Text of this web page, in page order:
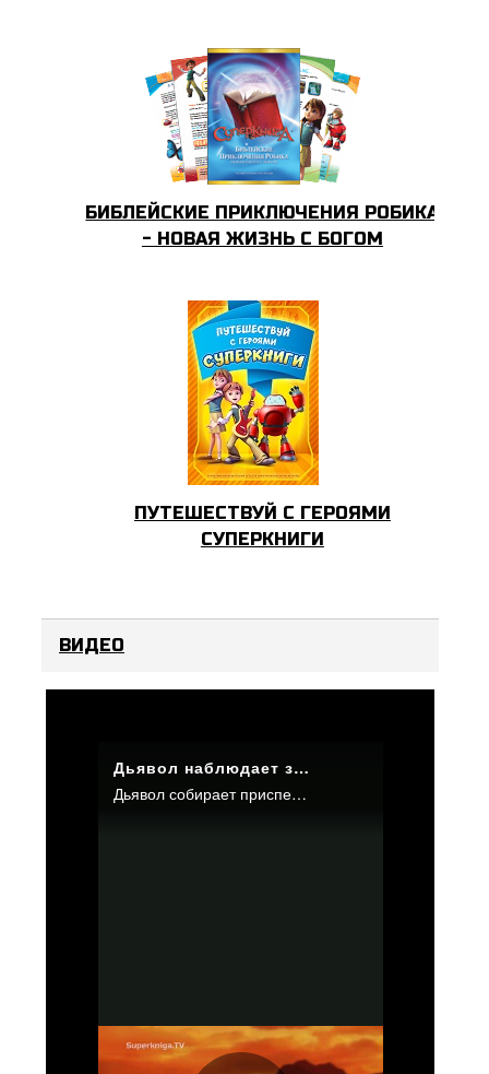
БИБЛЕЙСКИЕ ПРИКЛЮЧЕНИЯ РОБИКА
- НОВАЯ ЖИЗНЬ С БОГОМ
ПУТЕШЕСТВУЙ С ГЕРОЯМИ
СУПЕРКНИГИ
ВИДЕО